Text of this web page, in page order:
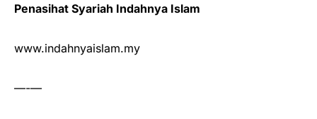
Penasihat Syariah Indahnya Islam
www.indahnyaislam.my
—-—